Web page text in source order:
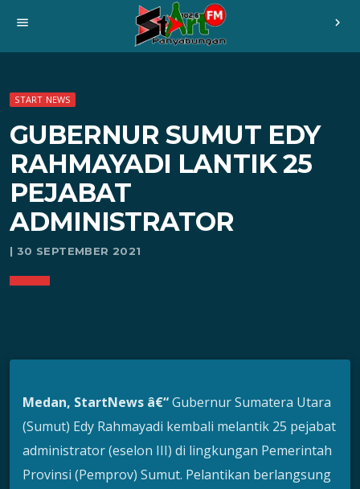
menu chevron_right
START NEWS
GUBERNUR SUMUT EDY
RAHMAYADI LANTIK 25
PEJABAT
ADMINISTRATOR
| 30 SEPTEMBER 2021
Medan, StartNews â€“Gubernur Sumatera Utara
(Sumut) Edy Rahmayadi kembali melantik 25 pejabat
administrator (eselon III) di lingkungan Pemerintah
Provinsi (Pemprov) Sumut. Pelantikan berlangsung